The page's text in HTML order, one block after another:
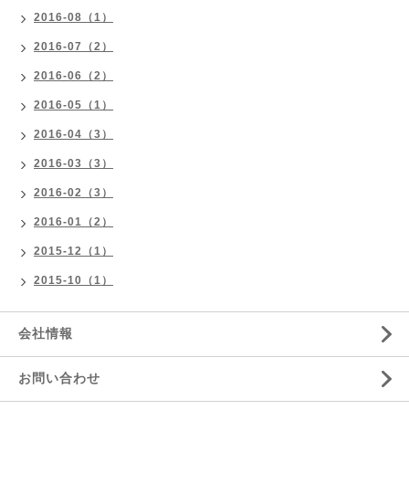
2016-08（1）
2016-07（2）
2016-06（2）
2016-05（1）
2016-04（3）
2016-03（3）
2016-02（3）
2016-01（2）
2015-12（1）
2015-10（1）
会社情報
お問い合わせ